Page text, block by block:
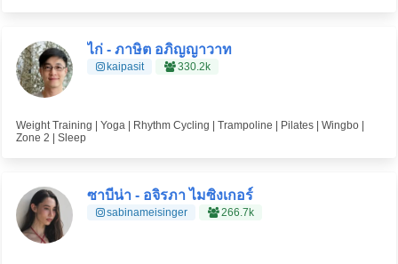
ไก่ - ภาษิต อภิญญาวาท
kaipasit 330.2k
Weight Training | Yoga | Rhythm Cycling | Trampoline | Pilates | Wingbo |
Zone 2 | Sleep
ซาบีน่า - อจิรภา ไมซิงเกอร์
sabinameisinger 266.7k